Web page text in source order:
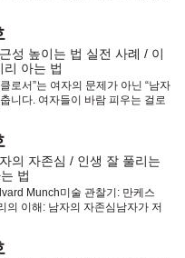
성 높이는 법 실전 사례 / 이
리 아는 법
로서”는 여자의 문제가 아닌 “남자
니다. 여자들이 바람 피우는 걸로
하는데, 이
의 자존심 / 인생 잘 풀리는
법
Munch미술 관찰기: 만케스
의 이해: 남자의 자존심남자가 저